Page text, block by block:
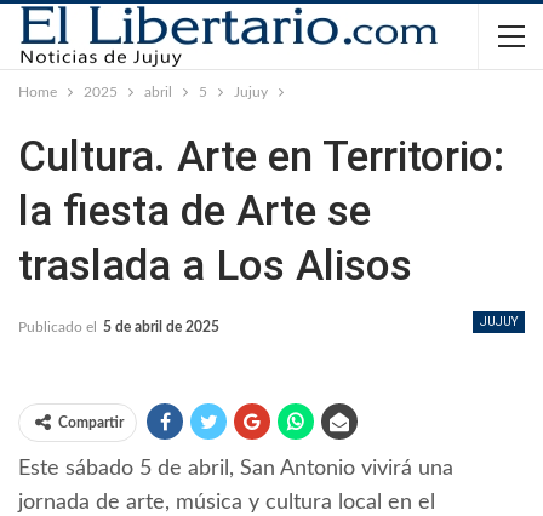
Home 2025 abril 5 Jujuy
Cultura. Arte en Territorio:
la fiesta de Arte se
traslada a Los Alisos
JUJUY
Publicado el 5 de abril de 2025
Compartir
Este sábado 5 de abril, San Antonio vivirá una
jornada de arte, música y cultura local en el